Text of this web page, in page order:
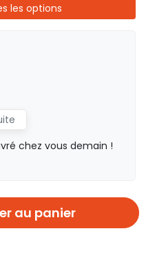
les options
chez vous demain !
au panier